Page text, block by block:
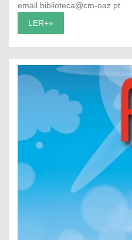
email biblioteca@cm-oaz.pt
LER+»